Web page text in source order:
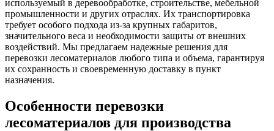
используемый в деревообработке, строительстве, мебельной
промышленности и других отраслях. Их транспортировка
требует особого подхода из-за крупных габаритов,
значительного веса и необходимости защиты от внешних
воздействий. Мы предлагаем надежные решения для
перевозки лесоматериалов любого типа и объема, гарантируя
их сохранность и своевременную доставку в пункт
назначения.
Особенности перевозки
лесоматериалов для производства